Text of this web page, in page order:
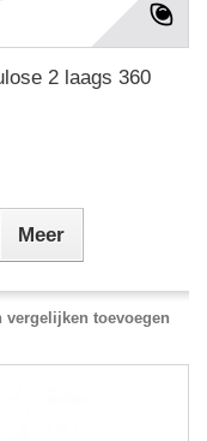
2 laags 360
Meer
vergelijken toevoegen